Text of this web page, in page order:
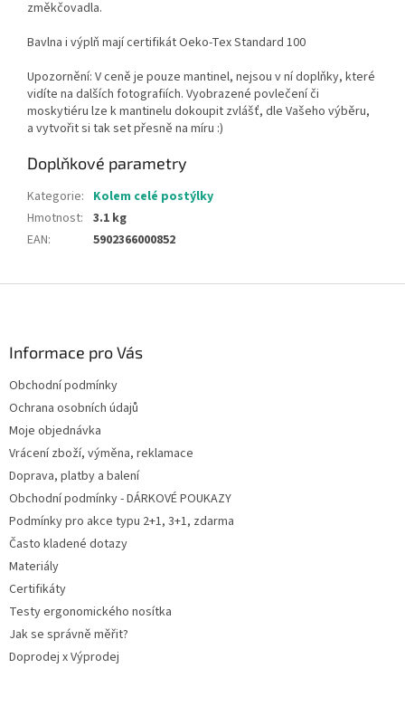
změkčovadla.
Bavlna i výplň mají certifikát Oeko-Tex Standard 100
Upozornění: V ceně je pouze mantinel, nejsou v ní doplňky, které
vidíte na dalších fotografiích. Vyobrazené povlečení či
moskytiéru lze k mantinelu dokoupit zvlášť, dle Vašeho výběru,
a vytvořit si tak set přesně na míru :)
Doplňkové parametry
Kategorie: Kolem celé postýlky
Hmotnost: 3.1 kg
EAN: 5902366000852
Informace pro Vás
Obchodní podmínky
Ochrana osobních údajů
Moje objednávka
Vrácení zboží, výměna, reklamace
Doprava, platby a balení
Obchodní podmínky - DÁRKOVÉ POUKAZY
Podmínky pro akce typu 2+1, 3+1, zdarma
Často kladené dotazy
Materiály
Certifikáty
Testy ergonomického nosítka
Jak se správně měřit?
Doprodej x Výprodej